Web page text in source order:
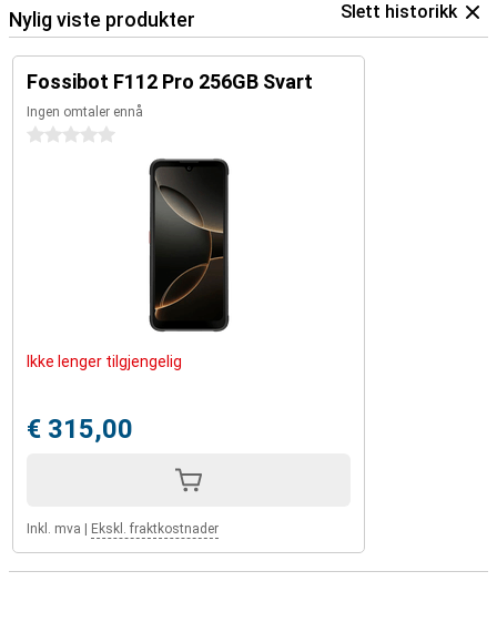
Nylig viste produkter Slett historikk
Fossibot F112 Pro 256GB Svart
Ingen omtaler ennå
0 stjerner
Ikke lenger tilgjengelig
€ 315,00
Inkl. mva Ekskl. fraktkostnader